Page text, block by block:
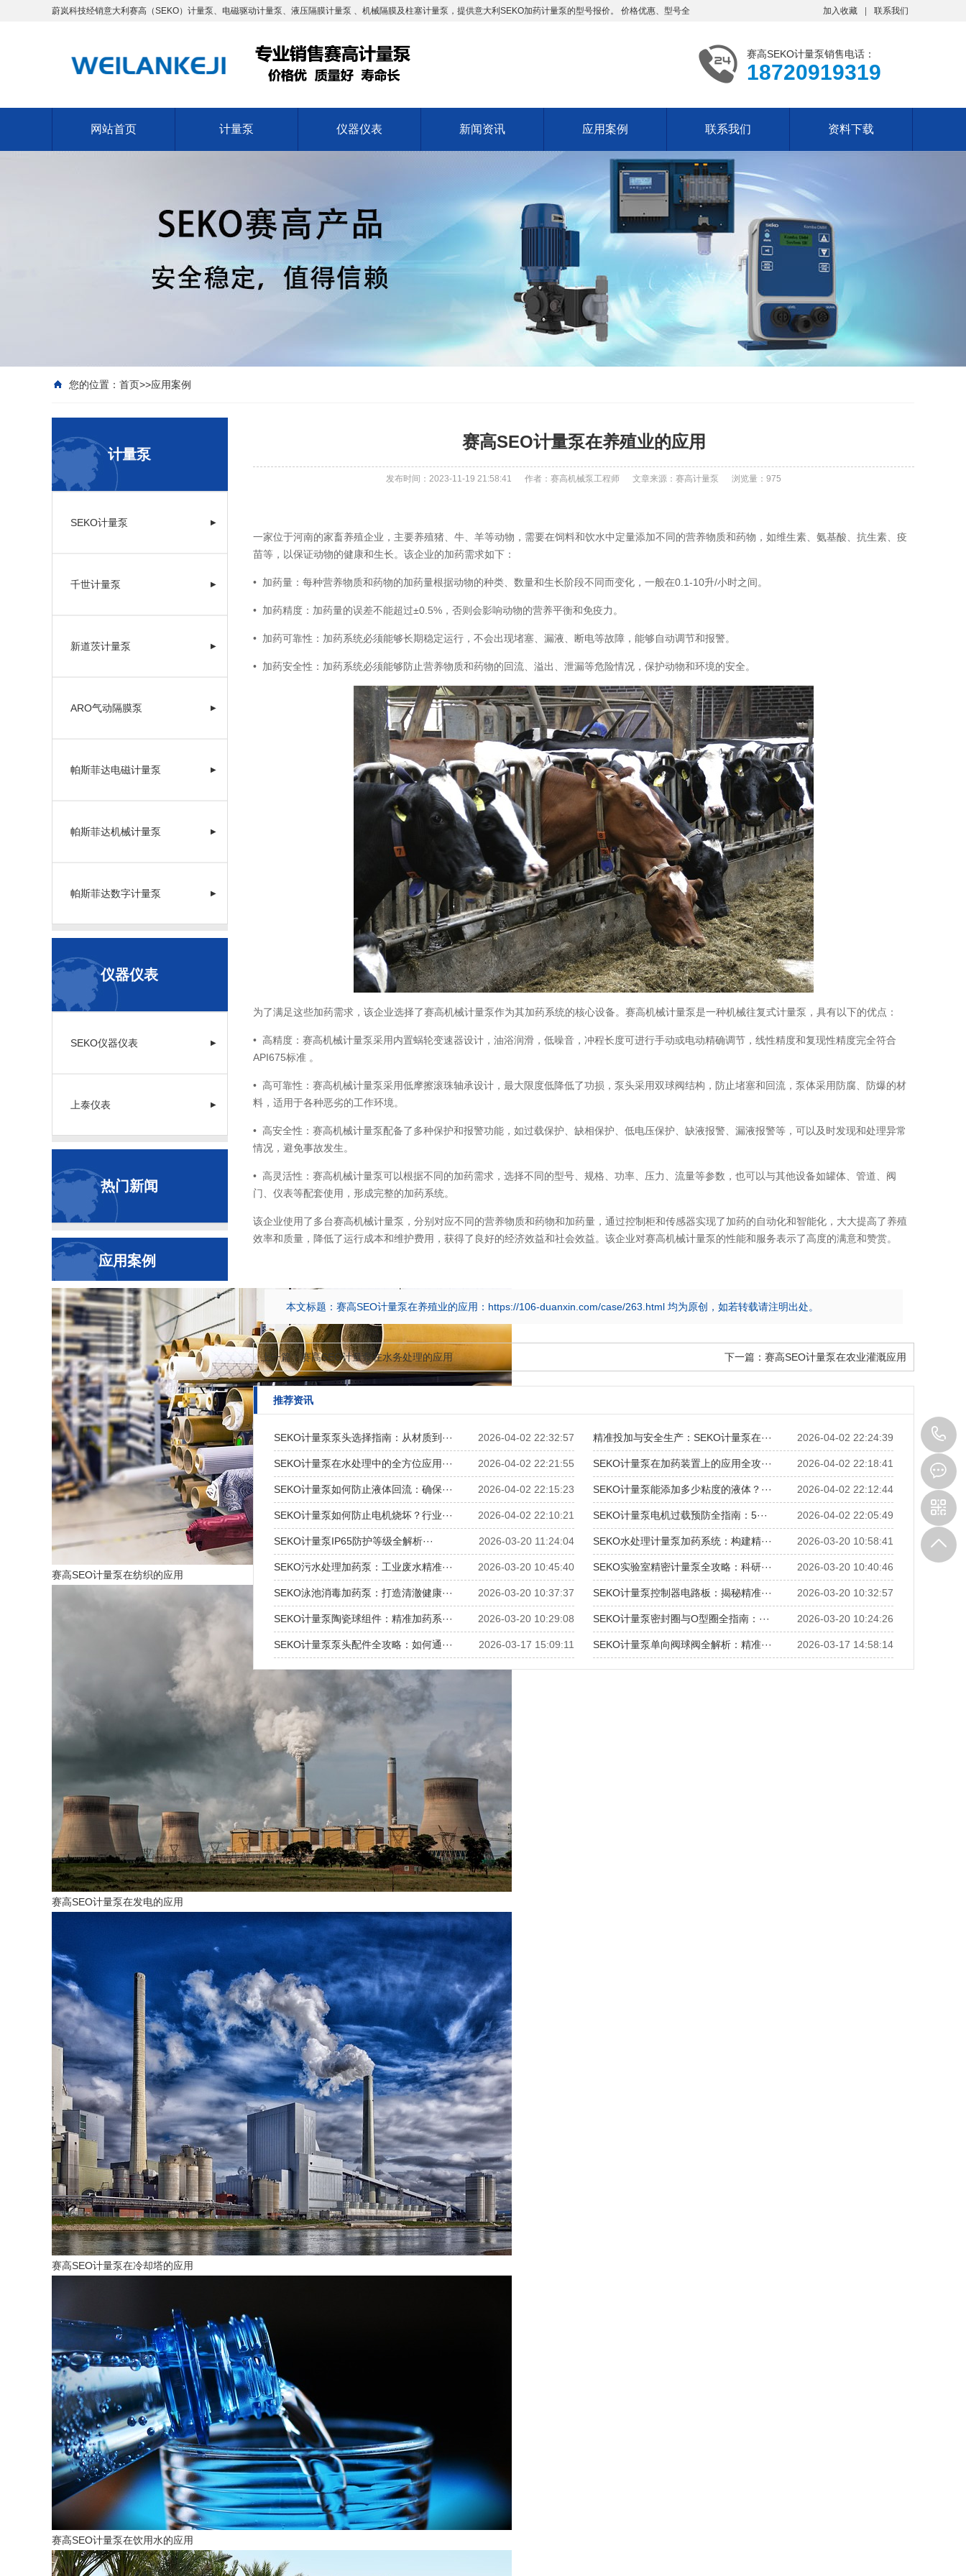
蔚岚科技经销意大利赛高（SEKO）计量泵、电磁驱动计量泵、液压隔膜计量泵 、机械隔膜及柱塞计量泵，提供意大利SEKO加药计量泵的型号报价。 价格优惠、型号全 加入收藏 联系我们
赛高SEKO计量泵销售电话：
18720919319
网站首页 计量泵 仪器仪表 新闻资讯 应用案例 联系我们 资料下载
您的位置： 首页>>应用案例
计量泵
SEKO计量泵 ▶
千世计量泵 ▶
新道茨计量泵 ▶
ARO气动隔膜泵 ▶
帕斯菲达电磁计量泵 ▶
帕斯菲达机械计量泵 ▶
帕斯菲达数字计量泵 ▶
仪器仪表
SEKO仪器仪表 ▶
上泰仪表 ▶
热门新闻
应用案例
赛高SEO计量泵在纺织的应用
赛高SEO计量泵在发电的应用
赛高SEO计量泵在冷却塔的应用
赛高SEO计量泵在饮用水的应用
赛高SEO计量泵在养殖业的应用
发布时间：2023-11-19 21:58:41 作者：赛高机械泵工程师 文章来源：赛高计量泵 浏览量： 975
一家位于河南的家畜养殖企业，主要养殖猪、牛、羊等动物，需要在饲料和饮水中定量添加不同的营养物质和药物，如维生素、氨基酸、抗生素、疫
苗等，以保证动物的健康和生长。该企业的加药需求如下：
• 加药量：每种营养物质和药物的加药量根据动物的种类、数量和生长阶段不同而变化，一般在0.1-10升/小时之间。
• 加药精度：加药量的误差不能超过±0.5%，否则会影响动物的营养平衡和免疫力。
• 加药可靠性：加药系统必须能够长期稳定运行，不会出现堵塞、漏液、断电等故障，能够自动调节和报警。
• 加药安全性：加药系统必须能够防止营养物质和药物的回流、溢出、泄漏等危险情况，保护动物和环境的安全。
为了满足这些加药需求，该企业选择了赛高机械计量泵作为其加药系统的核心设备。赛高机械计量泵是一种机械往复式计量泵，具有以下的优点：
• 高精度：赛高机械计量泵采用内置蜗轮变速器设计，油浴润滑，低噪音，冲程长度可进行手动或电动精确调节，线性精度和复现性精度完全符合
API675标准 。
• 高可靠性：赛高机械计量泵采用低摩擦滚珠轴承设计，最大限度低降低了功损，泵头采用双球阀结构，防止堵塞和回流，泵体采用防腐、防爆的材
料，适用于各种恶劣的工作环境。
• 高安全性：赛高机械计量泵配备了多种保护和报警功能，如过载保护、缺相保护、低电压保护、缺液报警、漏液报警等，可以及时发现和处理异常
情况，避免事故发生。
• 高灵活性：赛高机械计量泵可以根据不同的加药需求，选择不同的型号、规格、功率、压力、流量等参数，也可以与其他设备如罐体、管道、阀
门、仪表等配套使用，形成完整的加药系统。
该企业使用了多台赛高机械计量泵，分别对应不同的营养物质和药物和加药量，通过控制柜和传感器实现了加药的自动化和智能化，大大提高了养殖
效率和质量，降低了运行成本和维护费用，获得了良好的经济效益和社会效益。该企业对赛高机械计量泵的性能和服务表示了高度的满意和赞赏。
本文标题：赛高SEO计量泵在养殖业的应用：https://106-duanxin.com/case/263.html 均为原创，如若转载请注明出处。
上一篇：赛高SEO计量泵在水务处理的应用 下一篇： 赛高SEO计量泵在农业灌溉应用
推荐资讯
2026-04-02 22:32:57
SEKO计量泵泵头选择指南：从材质到··· 2026-04-02 22:24:39
精准投加与安全生产：SEKO计量泵在···
2026-04-02 22:21:55
SEKO计量泵在水处理中的全方位应用··· 2026-04-02 22:18:41
SEKO计量泵在加药装置上的应用全攻···
2026-04-02 22:15:23
SEKO计量泵如何防止液体回流：确保··· 2026-04-02 22:12:44
SEKO计量泵能添加多少粘度的液体？···
2026-04-02 22:10:21
SEKO计量泵如何防止电机烧坏？行业··· 2026-04-02 22:05:49
SEKO计量泵电机过载预防全指南：5···
2026-03-20 11:24:04
SEKO计量泵IP65防护等级全解析··· 2026-03-20 10:58:41
SEKO水处理计量泵加药系统：构建精···
2026-03-20 10:45:40
SEKO污水处理加药泵：工业废水精准··· 2026-03-20 10:40:46
SEKO实验室精密计量泵全攻略：科研···
2026-03-20 10:37:37
SEKO泳池消毒加药泵：打造清澈健康··· 2026-03-20 10:32:57
SEKO计量泵控制器电路板：揭秘精准···
2026-03-20 10:29:08
SEKO计量泵陶瓷球组件：精准加药系··· 2026-03-20 10:24:26
SEKO计量泵密封圈与O型圈全指南：···
2026-03-17 15:09:11
SEKO计量泵泵头配件全攻略：如何通··· 2026-03-17 14:58:14
SEKO计量泵单向阀球阀全解析：精准···